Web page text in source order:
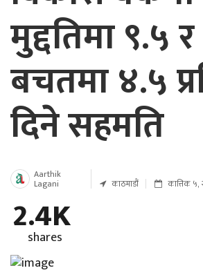
मुद्दतिमा ९.५ र
बचतमा ४.५
दिने सहमति
Aarthik
Lagani काठमाडौं कात्तिक
2.4K
shares